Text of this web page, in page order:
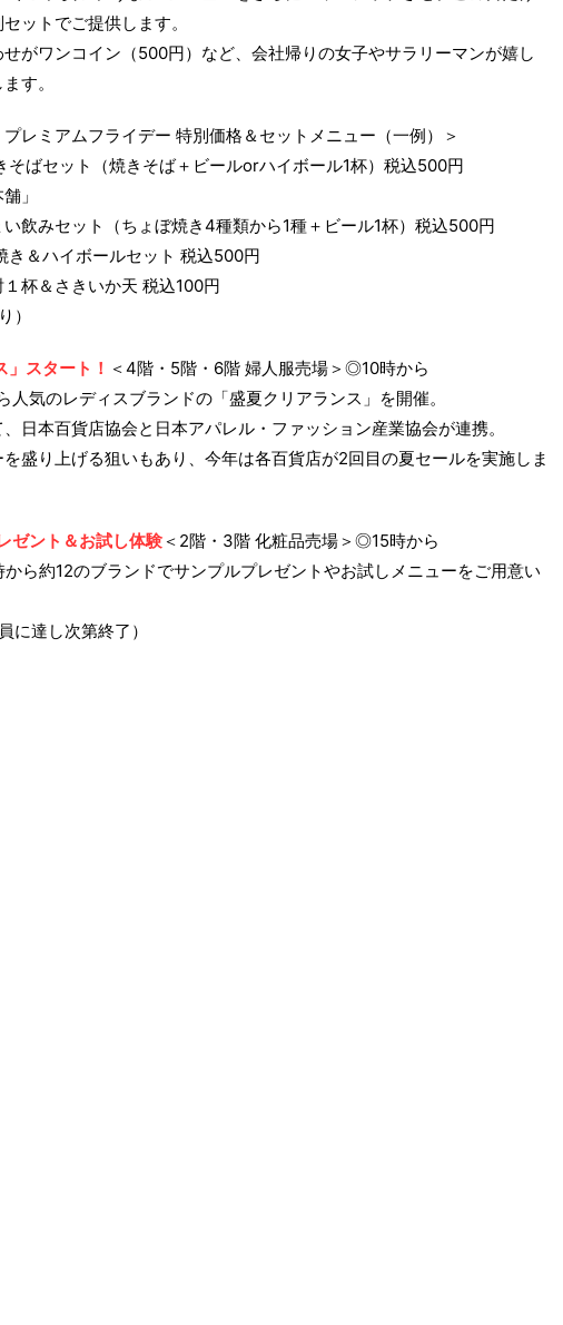
ットでご提供します。
がワンコイン（500円）など、会社帰りの女子やサラリーマンが嬉し
す。
レミアムフライデー 特別価格＆セットメニュー（一例）＞
そばセット（焼きそば＋ビールorハイボール1杯）税込500円
」
飲みセット（ちょぼ焼き4種類から1種＋ビール1杯）税込500円
き＆ハイボールセット 税込500円
１杯＆さきいか天 税込100円
）
」スタート！ ＜4階・5階・6階 婦人服売場＞◎10時から
人気のレディスブランドの「盛夏クリアランス」を開催。
日本百貨店協会と日本アパレル・ファッション産業協会が連携。
盛り上げる狙いもあり、今年は各百貨店が2回目の夏セールを実施しま
ゼント＆お試し体験 ＜2階・3階 化粧品売場＞◎15時から
ら約12のブランドでサンプルプレゼントやお試しメニューをご用意い
に達し次第終了）